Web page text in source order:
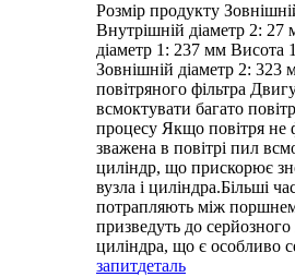
Розмір продукту
Внутрішній діаметр 2: 27
діаметр 1: 237 мм Висота
Зовнішній діаметр 2: 323
повітряного фільтра
всмоктувати багато
процесу Якщо повітря не
зважена в повітрі пил
циліндр, що прискорює
вузла і циліндра.Більші
потрапляють між
призведуть до серйозного
циліндра, що є особливо
запитдеталь